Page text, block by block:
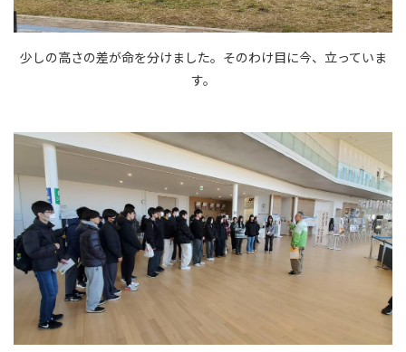
少しの高さの差が命を分けました。そのわけ目に今、立っていま
す。